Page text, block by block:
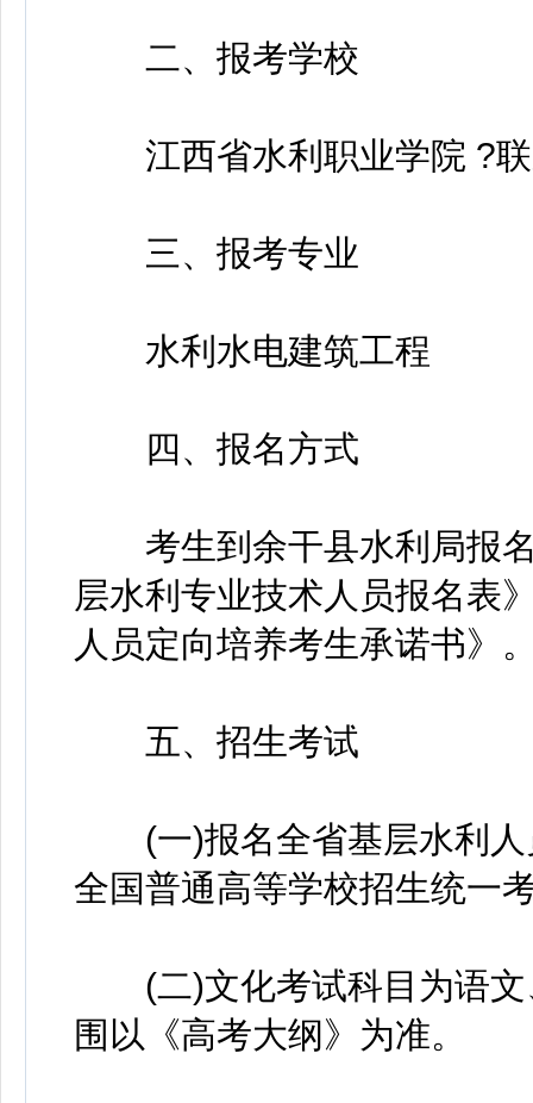
二、报考学校
江西省水利职业学院 ?联
三、报考专业
水利水电建筑工程
四、报名方式
考生到余干县水利局报名
层水利专业技术人员报名表
人员定向培养考生承诺书》
五、招生考试
(一)报名全省基层水利人
全国普通高等学校招生统一
(二)文化考试科目为语文
围以《高考大纲》为准。